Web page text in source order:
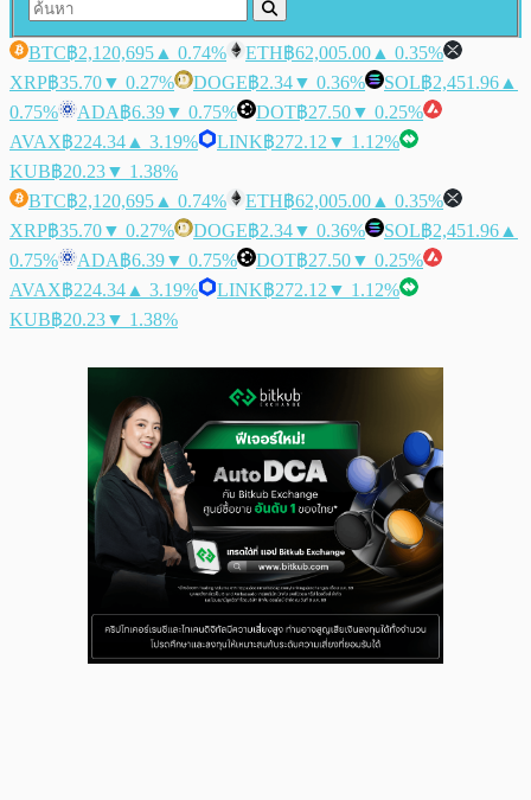
BTC฿2,120,695 ▲ 0.74% ETH฿62,005.00 ▲ 0.35%
XRP฿35.70▼ 0.27% DOGE฿2.34▼ 0.36% SOL฿2,451.96 ▲
0.75%
ADA฿6.39▼ 0.75% DOT฿27.50▼ 0.25%
AVAX฿224.34 ▲ 3.19% LINK฿272.12 ▼ 1.12%
KUB฿20.23▼ 1.38%
BTC฿2,120,695 ▲ 0.74% ETH฿62,005.00 ▲ 0.35%
XRP฿35.70▼ 0.27% DOGE฿2.34▼ 0.36% SOL฿2,451.96 ▲
0.75%
ADA฿6.39▼ 0.75% DOT฿27.50▼ 0.25%
AVAX฿224.34 ▲ 3.19% LINK฿272.12 ▼ 1.12%
KUB฿20.23▼ 1.38%